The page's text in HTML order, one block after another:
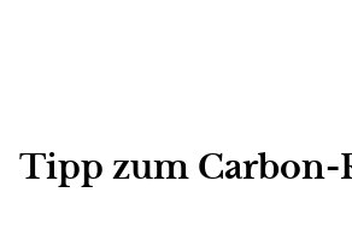
Tipp zum Carbon-